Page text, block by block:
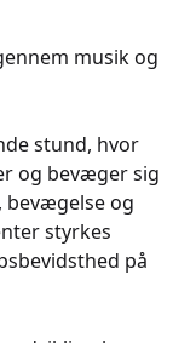
musik og
stund, hvor
og bevæger sig
bevægelse og
styrkes
på